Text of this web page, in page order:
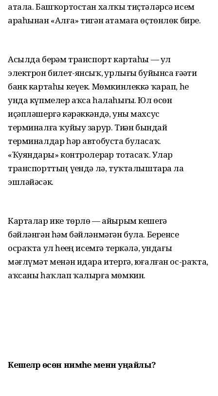
атала. Башҡортостан халҡы тиҫтәләрсә исем
араһынан «Алға» тигән атамаға өҫтөнлөк бирҙе.
Асылда берҙәм транспорт картаһы — ул
электрон билет-янсыҡ, ҙурлығы буйынса ғәҙәти
банк картаһы кеүек. Мөмкинлеккә ҡарап, һеҙ
унда күпмелер аҡса һалаһығыҙ. Юл өсөн
иҫәпләшергә кәрәккәндә, уны махсус
терминалға ҡуйыу зарур. Тиҙҙән бындай
терминалдар һәр автобуста буласаҡ.
«Ҡуяндарҙы» контролерҙар тотасаҡ. Улар
транспорттың үҙендә лә, туҡталыштарҙа ла
эшләйәсәк.
Карталар ике төрлө — айырым кешегә
бәйләнгән һәм бәйләнмәгән була. Беренсе
осраҡта ул һеҙҙең исемгә теркәлә, ундағы
мәғлүмәт менән идара итергә, юғалған ос-раҡта,
аҡсаны һаҡлап ҡалырға мөмкин.
Кешеләр өсөн нимәһе менән уңайлы?